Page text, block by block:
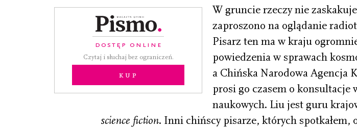
DOSTĘP ONLINE
Czytaj i słuchaj bez ograniczeń.
Kup
W gruncie rzeczy nie
zaproszono na oglądanie
Pisarz ten ma w kraju
powiedzenia w sprawach
a Chińska Narodowa Agencja
prosi go czasem o konsultacje
naukowych. Liu jest guru
science fiction. Inni chińscy pisarze, których spotkałem,